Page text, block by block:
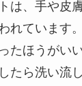
は、手や皮
れています
たほうがい
たら洗い流